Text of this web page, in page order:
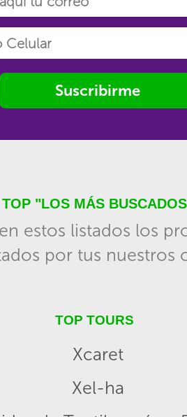
Suscribirme
TOP "LOS MÁS
estos listados los
por tus nuestros
TOP TOURS
Xcaret
Xel-ha